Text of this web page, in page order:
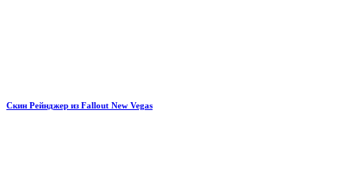
Скин Рейнджер из Fallout New Vegas